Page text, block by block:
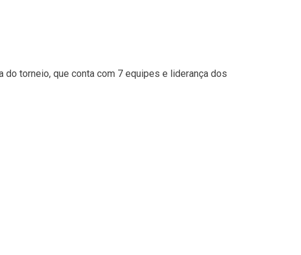
torneio, que conta com 7 equipes e liderança dos